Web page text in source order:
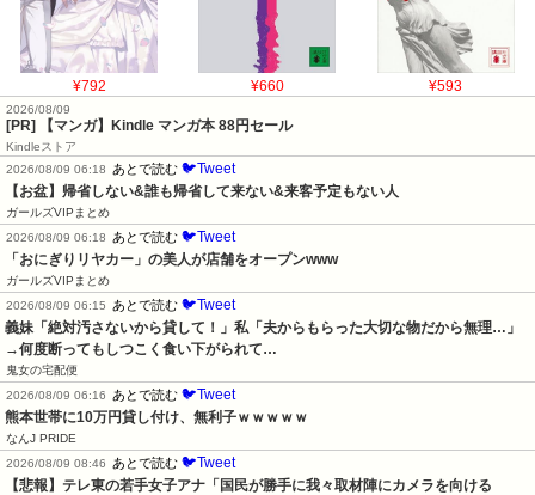
¥792 ¥660 ¥593
2026/08/09
[PR] 【マンガ】Kindle マンガ本 88円セール
Kindleストア
2026/08/09 06:18
あとで読む 🐦Tweet
【お盆】帰省しない&誰も帰省して来ない&来客予定もない人
ガールズVIPまとめ
2026/08/09 06:18
あとで読む 🐦Tweet
「おにぎりリヤカー」の美人が店舗をオープンwww
ガールズVIPまとめ
2026/08/09 06:15
あとで読む 🐦Tweet
義妹「絶対汚さないから貸して！」私「夫からもらった大切な物だから無理…」
→何度断ってもしつこく食い下がられて…
鬼女の宅配便
2026/08/09 06:16
あとで読む 🐦Tweet
熊本世帯に10万円貸し付け、無利子ｗｗｗｗｗ
なんJ PRIDE
2026/08/09 08:46
あとで読む 🐦Tweet
【悲報】テレ東の若手女子アナ「国民が勝手に我々取材陣にカメラを向ける